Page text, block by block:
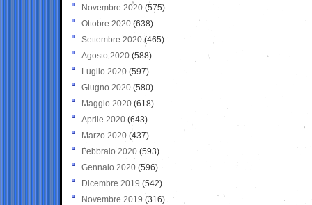
Novembre 2020 (575)
Ottobre 2020 (638)
Settembre 2020(465)
Agosto 2020 (588)
Luglio 2020 (597)
Giugno 2020 (580)
Maggio 2020 (618)
Aprile 2020 (643)
Marzo 2020 (437)
Febbraio 2020 (593)
Gennaio 2020 (596)
Dicembre 2019 (542)
Novembre 2019 (316)